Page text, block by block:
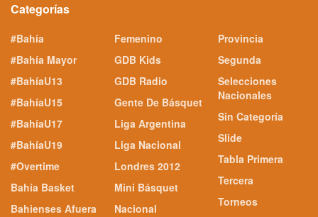
Categorías
#Bahía
#Bahía Mayor
#BahíaU13
#BahíaU15
#BahíaU17
#BahíaU19
#Overtime
Bahía Basket
Bahienses Afuera
Femenino
GDB Kids
GDB Radio
Gente De Básquet
Liga Argentina
Liga Nacional
Londres 2012
Mini Básquet
Nacional
Provincia
Segunda
Selecciones
Nacionales
Sin Categoría
Slide
Tabla Primera
Tercera
Torneos